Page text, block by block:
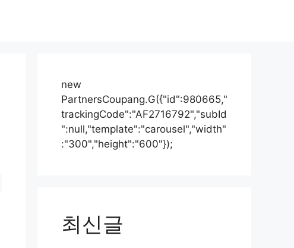
new
PartnersCoupang.G({"id":980665,"
trackingCode":"AF2716792","subId
":null,"template":"carousel","width"
:"300","height":"600"});
최신글